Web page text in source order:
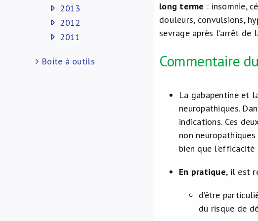
long terme : insomnie,
douleurs, convulsions,
sevrage après l’arrêt de
Commentaire
La gabapentine et
neuropathiques.
indications. Ces
non
bien que
En pratique, il est
d’être
du risque de
2013
2012
2011
Boite à outils